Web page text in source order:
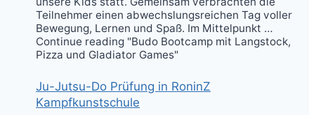
Teilnehmer einen abwechslungsreichen Tag voller
Bewegung, Lernen und Spaß. Im Mittelpunkt …
Continue reading "Budo Bootcamp mit Langstock,
Pizza und Gladiator Games"
Ju-Jutsu-Do Prüfung in RoninZ
Kampfkunstschule